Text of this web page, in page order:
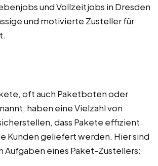
und Vollzeitjobs in Dresden
und motivierte Zusteller für
oft auch Paketboten oder
haben eine Vielzahl von
dass Pakete effizient
Kunden geliefert werden. Hier sind
Aufgaben eines Paket-Zustellers: